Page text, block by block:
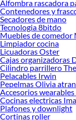
delivery o recojo en
Las mejores marcas de
Sabemos que la calidad,
momento de decidir qué
oferta de marcas
inviertes en durabilidad,
Alfombra rascadora
Contenedores y
Secadores de mano
Tecnologia 8bitdo
Muebles de comedor
Limpiador cocina
Licuadoras Oster
Cajas organizadoras
Cilindro parrillero
Pelacables Irwin
Pepelmas Olivia
Accesorios
Cocinas electricas
Plafones y downlight
Cortinas roller